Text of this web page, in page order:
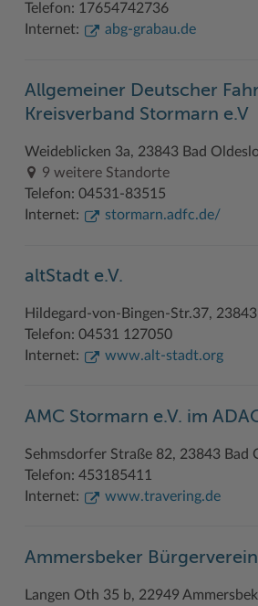
Telefon: 17654742736
Internet:
abg-grabau.de
Allgemeiner Deutscher
Kreisverband Stormarn e.V
Weideblicken 3a, 23843 Bad
9 weitere Standorte
Telefon: 04531-83515
Internet:
stormarn.adfc.de/
altStadt e.V.
Hildegard-von-Bingen-Str.37,
Telefon: 04531 127050
Internet:
www.alt-stadt.org
AMC Stormarn e.V. im
Sehmsdorfer Straße 82, 23843 Bad
Telefon: 453185411
Internet:
www.travering.de
Ammersbeker Bürgerverein
Langen Oth 35 b, 22949 Ammersbek